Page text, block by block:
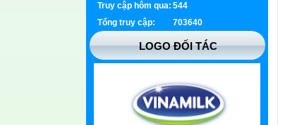
Truy cập hôm qua: 544
Tổng truy cập:
703640
LOGO ĐỐI TÁC